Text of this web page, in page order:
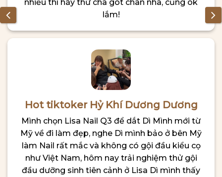
nhiều thì hãy thử chà gót chân nha, cũng ok
lắm!
Hot tiktoker Hỷ Khí Dương Dương
Mình chọn Lisa Nail Q3 để dắt Dì Mình mới từ
Mỹ về đi làm đẹp, nghe Dì mình bảo ở bên Mỹ
làm Nail rất mắc và không có gội đầu kiểu cọ
như Việt Nam, hôm nay trải nghiệm thử gội
đầu dưỡng sinh tiên cảnh ở Lisa Dì mình thấy